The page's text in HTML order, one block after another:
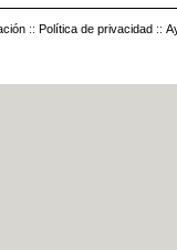
:: Política de privacidad ::